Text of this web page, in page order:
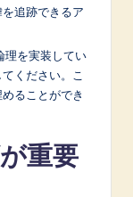
追跡できるア
理を実装してい
ください。こ
ることができ
重要